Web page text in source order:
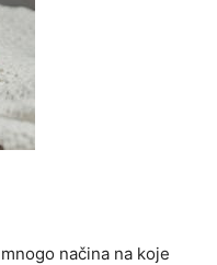
načina na koje